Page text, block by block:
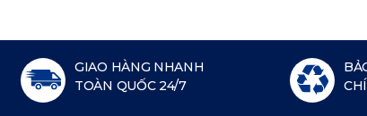
GIAO HÀNG NHANH
TOÀN QUỐC 24/7